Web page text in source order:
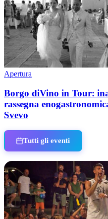
Apertura
Borgo diVino in Tour:
rassegna
Svevo
Tutti gli eventi